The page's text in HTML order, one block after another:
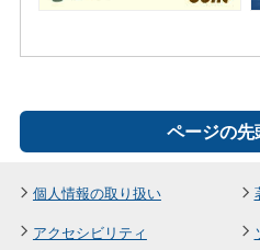
ページの先
個人情報の取り扱い
アクセシビリティ